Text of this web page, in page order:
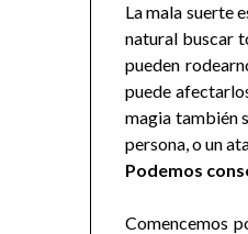
La mala suerte
natural buscar
pueden
puede
magia también
persona, o un
Podemos
Comencemos